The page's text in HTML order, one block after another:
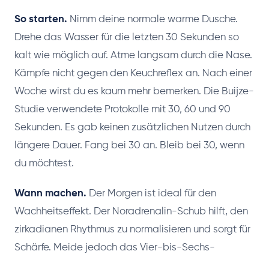
So starten. Nimm deine normale warme Dusche.
Drehe das Wasser für die letzten 30 Sekunden so
kalt wie möglich auf. Atme langsam durch die Nase.
Kämpfe nicht gegen den Keuchreflex an. Nach einer
Woche wirst du es kaum mehr bemerken. Die Buijze-
Studie verwendete Protokolle mit 30, 60 und 90
Sekunden. Es gab keinen zusätzlichen Nutzen durch
längere Dauer. Fang bei 30 an. Bleib bei 30, wenn
du möchtest.
Wann machen. Der Morgen ist ideal für den
Wachheitseffekt. Der Noradrenalin-Schub hilft, den
zirkadianen Rhythmus zu normalisieren und sorgt für
Schärfe. Meide jedoch das Vier-bis-Sechs-